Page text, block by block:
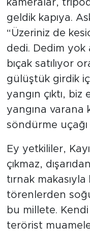
kameralar,
geldik kapıya.
“Üzeriniz de
dedi. Dedim yok
bıçak satılıyor
gülüştük girdik
yangın çıktı, biz
yangına varana
söndürme
Ey yetkililer,
çıkmaz,
tırnak makasıyla
törenlerden
bu millete.
terörist